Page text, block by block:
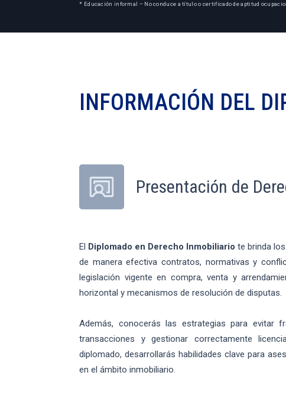
* Educación informal – No conduce a título o certificado de aptitud
INFORMACIÓN DEL
Presentación de
El Diplomado en Derecho Inmobiliario te brinda
de manera efectiva contratos, normativas y
legislación vigente en compra, venta y
horizontal y mecanismos de resolución de disputas.
Además, conocerás las estrategias para evitar
transacciones y gestionar correctamente
diplomado, desarrollarás habilidades clave para
en el ámbito inmobiliario.